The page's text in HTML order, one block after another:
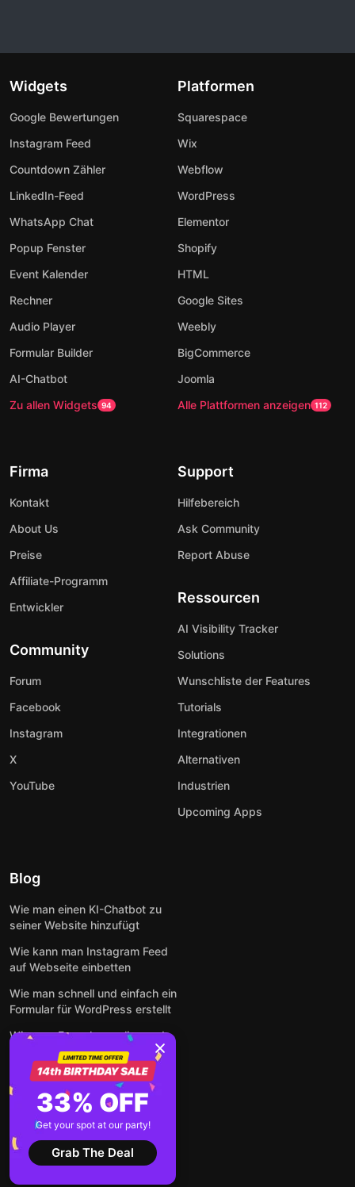
Widgets
Google Bewertungen
Instagram Feed
Countdown Zähler
LinkedIn-Feed
WhatsApp Chat
Popup Fenster
Event Kalender
Rechner
Audio Player
Formular Builder
AI-Chatbot
Zu allen Widgets 94
Platformen
Squarespace
Wix
Webflow
WordPress
Elementor
Shopify
HTML
Google Sites
Weebly
BigCommerce
Joomla
Alle Plattformen anzeigen 112
Firma
Kontakt
About Us
Preise
Affiliate-Programm
Entwickler
Community
Forum
Facebook
Instagram
X
YouTube
Support
Hilfebereich
Ask Community
Report Abuse
Ressourcen
AI Visibility Tracker
Solutions
Wunschliste der Features
Tutorials
Integrationen
Alternativen
Industrien
Upcoming Apps
Blog
Wie man einen KI-Chatbot zu
seiner Website hinzufügt
Wie kann man Instagram Feed
auf Webseite einbetten
Wie man schnell und einfach ein
Formular für WordPress erstellt
Wie man Formulare online und
kostenlos auf jeder Website
einbettet
So betten Sie Google-
Bewertungen kostenlos auf
einer Website ein
Alle Beiträge anzeigen
33% OFF
Get your spot at our party!
Grab The Deal